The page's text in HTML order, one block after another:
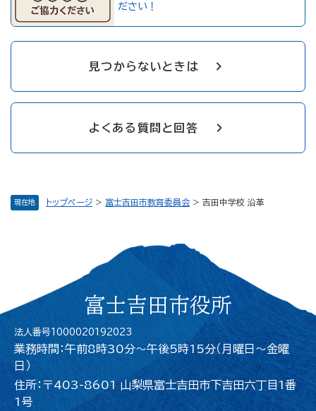
現在地 トップページ > 富士吉田市教育委員会 > 吉田中学校 沿革
ださい！
見つからないときは
よくある質問と回答
富士吉田市役所
法人番号1000020192023
業務時間：午前8時30分～午後5時15分（月曜日〜金曜
日）
住所：〒403-8601 山梨県富士吉田市下吉田六丁目1番
1号